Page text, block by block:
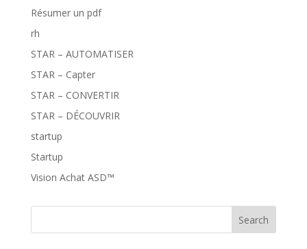
Résumer un pdf
rh
STAR – AUTOMATISER
STAR – Capter
STAR – CONVERTIR
STAR – DÉCOUVRIR
startup
Startup
Vision Achat ASD™